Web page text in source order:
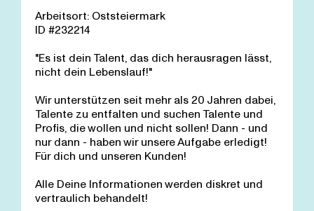
Arbeitsort: Oststeiermark
ID #232214
"Es ist dein Talent, das dich herausragen lässt,
nicht dein Lebenslauf!"
Wir unterstützen seit mehr als 20 Jahren dabei,
Talente zu entfalten und suchen Talente und
Profis, die wollen und nicht sollen! Dann - und
nur dann - haben wir unsere Aufgabe erledigt!
Für dich und unseren Kunden!
Alle Deine Informationen werden diskret und
vertraulich behandelt!